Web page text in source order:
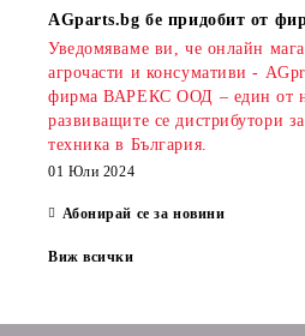
AGparts.bg бе придобит от
Уведомяваме ви, че онлайн
агрочасти и консумативи -
фирма ВАРЕКС ООД – един от
развиващите се дистрибутори
техника в България.
01 Юли 2024
Абонирай се за новини
Виж всички